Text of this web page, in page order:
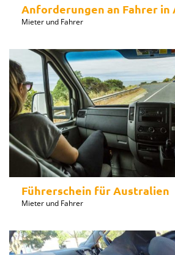
Anforderungen an Fahrer in
Mieter und Fahrer
Führerschein für Australien
Mieter und Fahrer